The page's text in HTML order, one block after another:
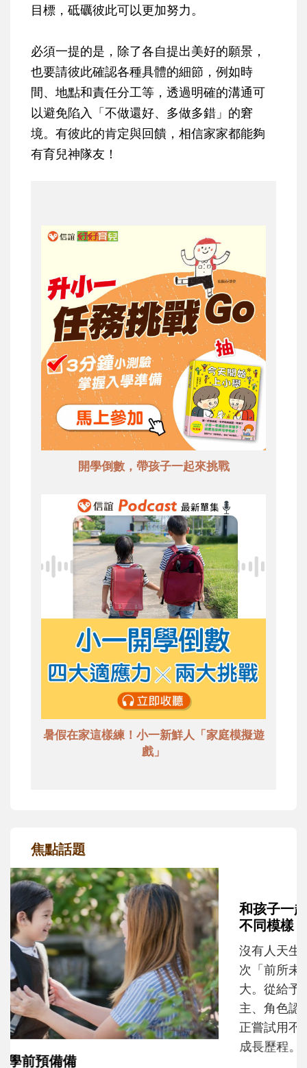
目標，砥礪彼此可以更加努力。
必須一提的是，除了各自提出美好的願景，
也要請彼此確認各種具體的細節，例如時
間、地點和責任分工等，透過明確的溝通可
以避免陷入「不做還好、多做多錯」的窘
境。有彼此的肯定與回饋，相信家家都能夠
有育兒神隊友！
開學倒數，帶孩子一起來挑戰
暑假在家這樣練！小一新鮮人「家庭模擬遊
戲」
焦點話題
和孩子一起長大的那個男人│讀懂父親的